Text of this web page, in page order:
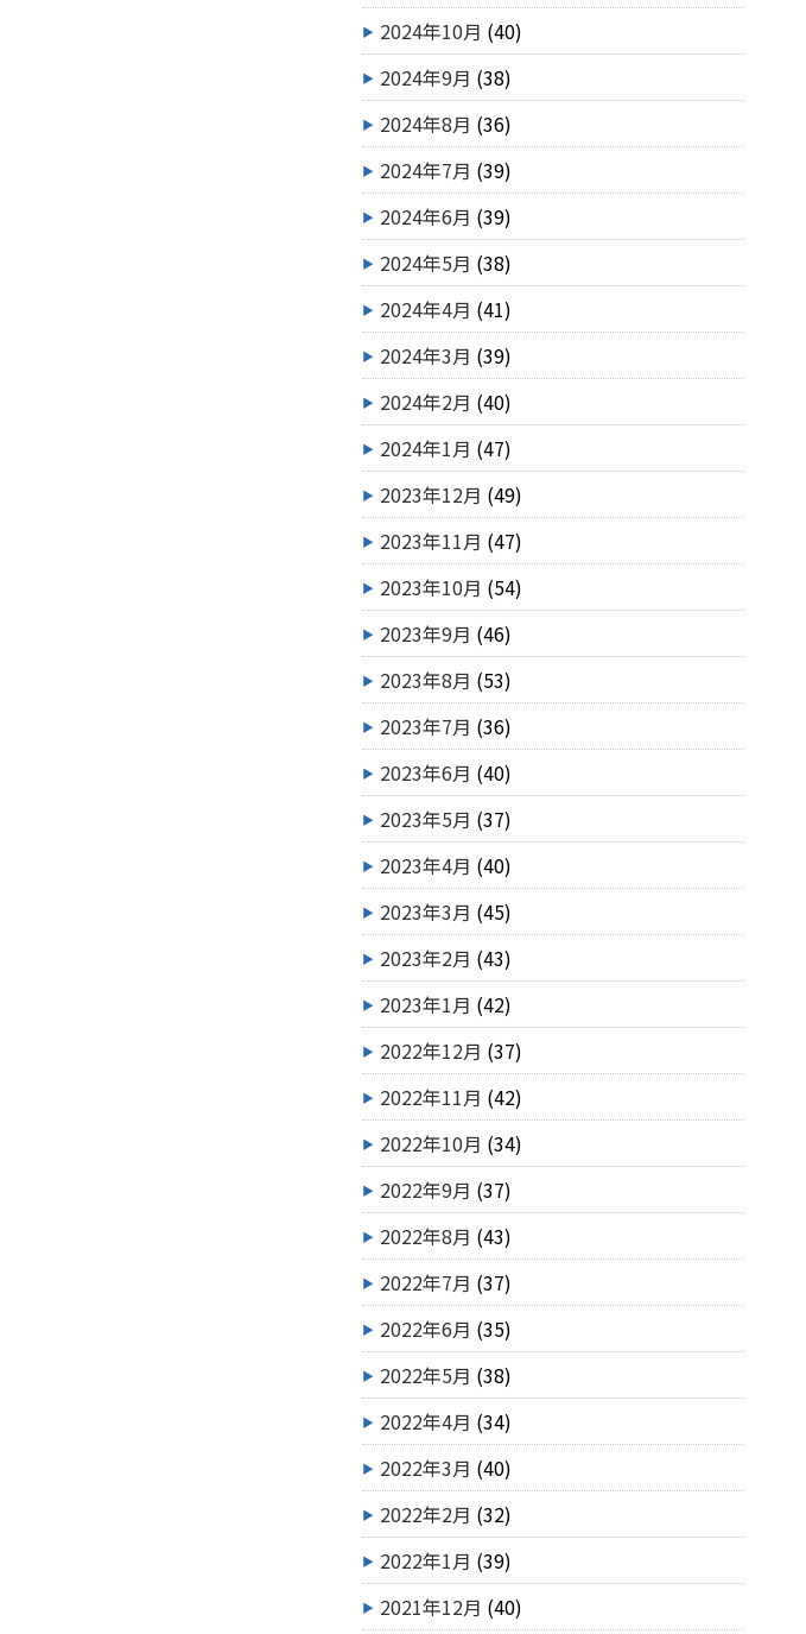
2024年10月 (40)
2024年9月 (38)
2024年8月 (36)
2024年7月 (39)
2024年6月 (39)
2024年5月 (38)
2024年4月 (41)
2024年3月 (39)
2024年2月 (40)
2024年1月 (47)
2023年12月 (49)
2023年11月 (47)
2023年10月 (54)
2023年9月 (46)
2023年8月 (53)
2023年7月 (36)
2023年6月 (40)
2023年5月 (37)
2023年4月 (40)
2023年3月 (45)
2023年2月 (43)
2023年1月 (42)
2022年12月 (37)
2022年11月 (42)
2022年10月 (34)
2022年9月 (37)
2022年8月 (43)
2022年7月 (37)
2022年6月 (35)
2022年5月 (38)
2022年4月 (34)
2022年3月 (40)
2022年2月 (32)
2022年1月 (39)
2021年12月 (40)